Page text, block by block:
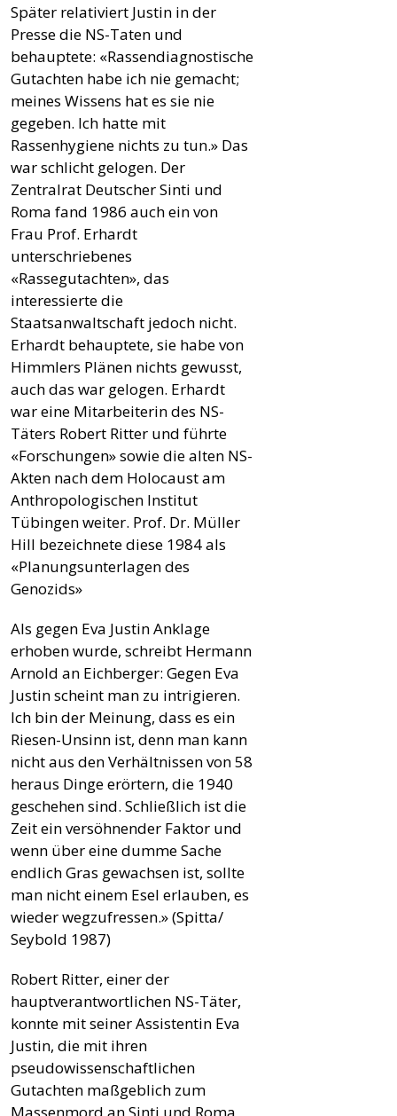
Später relativiert Justin in der
Presse die NS-Taten und
behauptete: «Rassendiagnostische
Gutachten habe ich nie gemacht;
meines Wissens hat es sie nie
gegeben. Ich hatte mit
Rassenhygiene nichts zu tun.» Das
war schlicht gelogen. Der
Zentralrat Deutscher Sinti und
Roma fand 1986 auch ein von
Frau Prof. Erhardt
unterschriebenes
«Rassegutachten», das
interessierte die
Staatsanwaltschaft jedoch nicht.
Erhardt behauptete, sie habe von
Himmlers Plänen nichts gewusst,
auch das war gelogen. Erhardt
war eine Mitarbeiterin des NS-
Täters Robert Ritter und führte
«Forschungen» sowie die alten NS-
Akten nach dem Holocaust am
Anthropologischen Institut
Tübingen weiter. Prof. Dr. Müller
Hill bezeichnete diese 1984 als
«Planungsunterlagen des
Genozids»
Als gegen Eva Justin Anklage
erhoben wurde, schreibt Hermann
Arnold an Eichberger: Gegen Eva
Justin scheint man zu intrigieren.
Ich bin der Meinung, dass es ein
Riesen-Unsinn ist, denn man kann
nicht aus den Verhältnissen von 58
heraus Dinge erörtern, die 1940
geschehen sind. Schließlich ist die
Zeit ein versöhnender Faktor und
wenn über eine dumme Sache
endlich Gras gewachsen ist, sollte
man nicht einem Esel erlauben, es
wieder wegzufressen.» (Spitta/
Seybold 1987)
Robert Ritter, einer der
hauptverantwortlichen NS-Täter,
konnte mit seiner Assistentin Eva
Justin, die mit ihren
pseudowissenschaftlichen
Gutachten maßgeblich zum
Massenmord an Sinti und Roma